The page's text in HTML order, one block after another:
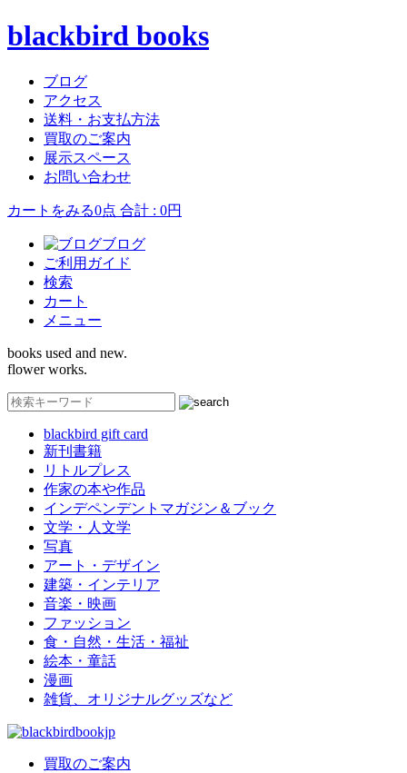
blackbird books
ブログ
アクセス
送料・お支払方法
買取のご案内
展示スペース
お問い合わせ
カートをみる0点 合計 : 0円
ブログ
ご利用ガイド
検索
カート
メニュー
books used and new.
flower works.
blackbird gift card
新刊書籍
リトルプレス
作家の本や作品
インデペンデントマガジン＆ブック
文学・人文学
写真
アート・デザイン
建築・インテリア
音楽・映画
ファッション
食・自然・生活・福祉
絵本・童話
漫画
雑貨、オリジナルグッズなど
買取のご案内